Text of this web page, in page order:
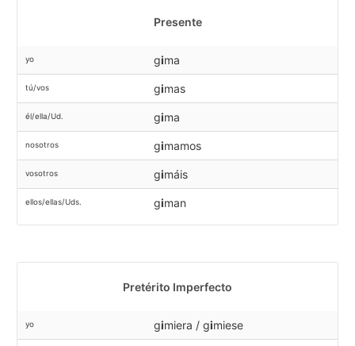
Presente
yo gima
tú/vos gimas
él/ella/Ud. gima
nosotros gimamos
vosotros gimáis
ellos/ellas/Uds. giman
Pretérito Imperfecto
yo gimiera / gimiese